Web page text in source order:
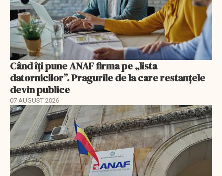
Când îți pune ANAF firma pe „lista
datornicilor”. Pragurile de la care restanțele
devin publice
07 AUGUST 2026